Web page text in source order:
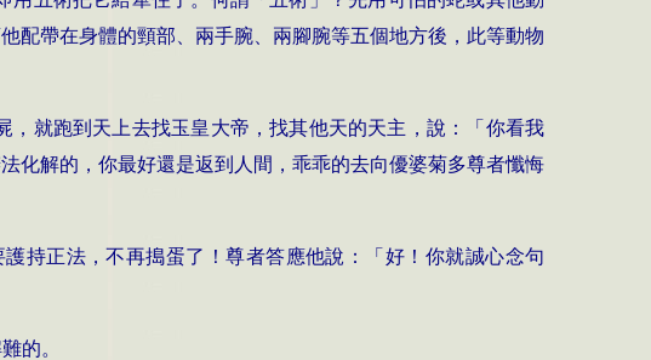
配帶在身體的頸部、兩手腕、兩腳腕等五個地方後，此等動物
就跑到天上去找玉皇大帝，找其他天的天主，說：「你看我
化解的，你最好還是返到人間，乖乖的去向優婆菊多尊者懺悔
持正法，不再搗蛋了！尊者答應他說：「好！你就誠心念句
的。